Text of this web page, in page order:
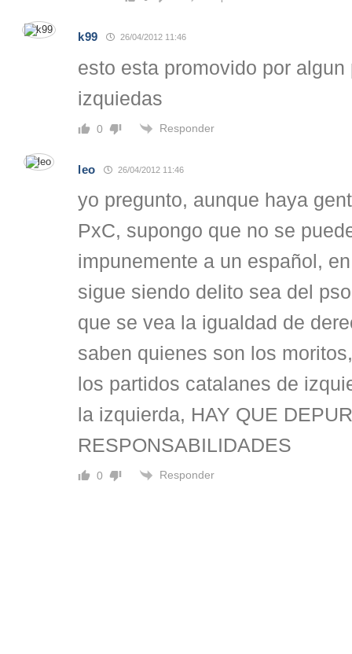
k99 26/04/2012 11:46
esto esta promovido por algun
izquiedas
0 Responder
leo 26/04/2012 11:46
yo pregunto, aunque haya
PxC, supongo que no se
impunemente a un español,
sigue siendo delito sea del
que se vea la igualdad de
saben quienes son los
los partidos catalanes de
la izquierda, HAY QUE
RESPONSABILIDADES
0 Responder